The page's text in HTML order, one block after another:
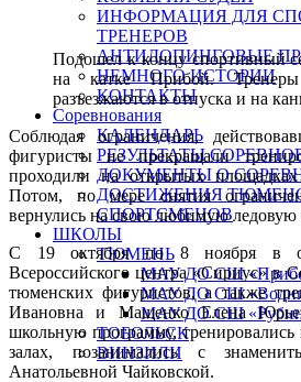
ИНФОРМАЦИЯ ДЛЯ
ТРЕНЕРОВ
АНТИДОПИНГОВЫЕ
НЕМНОГО ИСТОРИИ
КОНТАКТЫ
Соревнования
КАЛЕНДАРЬ
РЕЗУЛЬТАТЫ
ДОКУМЕНТЫ О
ДОСТИЖЕНИЯ
СПОРТСМЕНОВ
ШКОЛЫ
ТЮМЕНЬ
МАУ ДО СШ
МАУ ДО СШ
МАУ ДО СШ
ТОБОЛЬСК
ВИНЗИЛИ
Подошел к концу спортивный
на катке Прибой.
разъезжаются в отпуска и на
Соблюдая ограничения,
фигуристы не прекращали
проходили на открытых
Потом, по мере снятия
вернулись на свою любимую ледовую
С 19 октября по 8 ноября в
Всероссийского центра «Сириус» в
тюменских фигуристов, а также
Ивановна и Мащенко Елена
школьную программу,
залах, позанимались с
Анатольевной Чайковской.